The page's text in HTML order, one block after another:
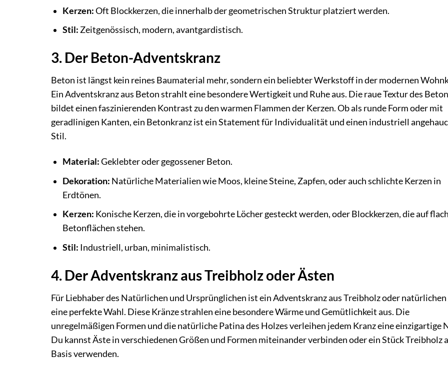
Kerzen:Oft Blockkerzen, die innerhalb der geometrischen Struktur platziert werden.
Stil: Zeitgenössisch, modern, avantgardistisch.
3. Der Beton-Adventskranz
Beton ist längst kein reines Baumaterial mehr, sondern ein beliebter Werkstoff in der modernen
Ein Adventskranz aus Beton strahlt eine besondere Wertigkeit und Ruhe aus. Die raue Textur des
bildet einen faszinierenden Kontrast zu den warmen Flammen der Kerzen. Ob als runde Form oder mit
geradlinigen Kanten, ein Betonkranz ist ein Statement für Individualität und einen industriell
Stil.
Material:Geklebter oder gegossener Beton.
Dekoration: Natürliche Materialien wie Moos, kleine Steine, Zapfen, oder auch schlichte Kerzen in
Erdtönen.
Kerzen: Konische Kerzen, die in vorgebohrte Löcher gesteckt werden, oder Blockkerzen, die auf
Betonflächen stehen.
Stil: Industriell, urban, minimalistisch.
4. Der Adventskranz aus Treibholz oder Ästen
Für Liebhaber des Natürlichen und Ursprünglichen ist ein Adventskranz aus Treibholz oder
eine perfekte Wahl. Diese Kränze strahlen eine besondere Wärme und Gemütlichkeit aus. Die
unregelmäßigen Formen und die natürliche Patina des Holzes verleihen jedem Kranz eine einzigartige
Du kannst Äste in verschiedenen Größen und Formen miteinander verbinden oder ein Stück Treibholz
Basis verwenden.